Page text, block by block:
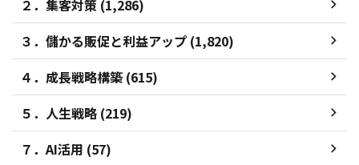
２．集客対策 (1,286)
３．儲かる販促と利益アップ (1,820)
４．成長戦略構築 (615)
５．人生戦略 (219)
７．AI活用 (57)